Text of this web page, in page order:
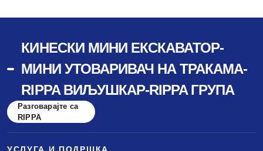
КИНЕСКИ МИНИ ЕКСКАВАТОР-
МИНИ УТОВАРИВАЧ НА ТРАКАМА-
RIPPA ВИЉУШКАР-RIPPA ГРУПА
Разговарајте са
RIPPA
УСЛУГА И ПОДРШКА